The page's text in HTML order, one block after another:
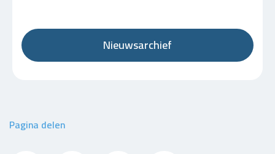
Nieuwsarchief
Pagina delen